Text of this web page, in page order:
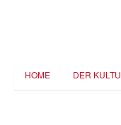
HOME DER